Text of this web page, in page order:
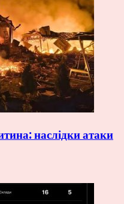
наслідки атаки